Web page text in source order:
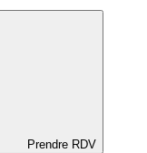
Prendre RDV